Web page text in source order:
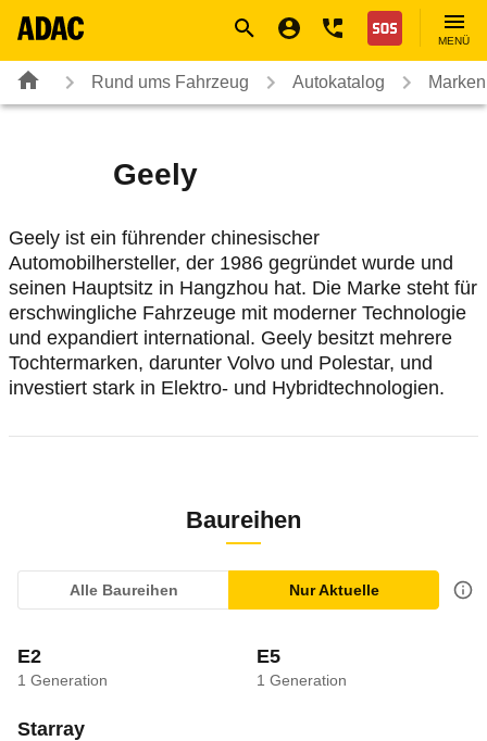
Nothilfe
MENÜ
Rund ums Fahrzeug Autokatalog
Geely
Geely ist ein führender chinesischer
Automobilhersteller, der 1986 gegründet wurde und
seinen Hauptsitz in Hangzhou hat. Die Marke steht für
erschwingliche Fahrzeuge mit moderner Technologie
und expandiert international. Geely besitzt mehrere
Tochtermarken, darunter Volvo und Polestar, und
investiert stark in Elektro- und Hybridtechnologien.
Baureihen
Alle Baureihen Nur Aktuelle
E2
1 Generation
E5
1 Generation
Starray